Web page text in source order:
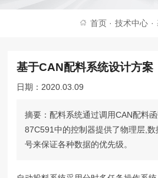
首页 · 技术中心 ·
基于CAN配料系统设计方案
日期：2020.03.09
摘要：配料系统通过调用CAN配料
87C591中的控制器提供了物理层,
号来保证各种数据的优先级。